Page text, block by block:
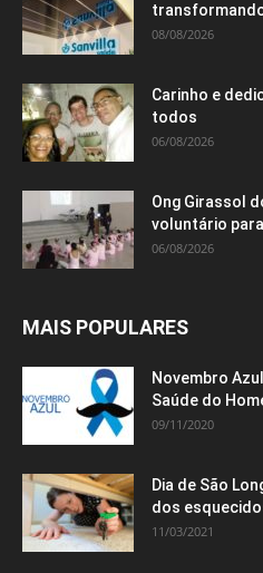
08/08/2026
Carinho e
todos
06/08/2026
Ong Girassol
voluntário
06/08/2026
MAIS POPULARES
Novembro
Saúde do
09/11/2020
Dia de São
dos
11/03/2021